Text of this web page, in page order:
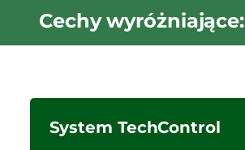
Cechy wyróżniające:
System TechControl